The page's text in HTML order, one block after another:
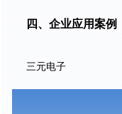
四、企业应用案例
三元电子